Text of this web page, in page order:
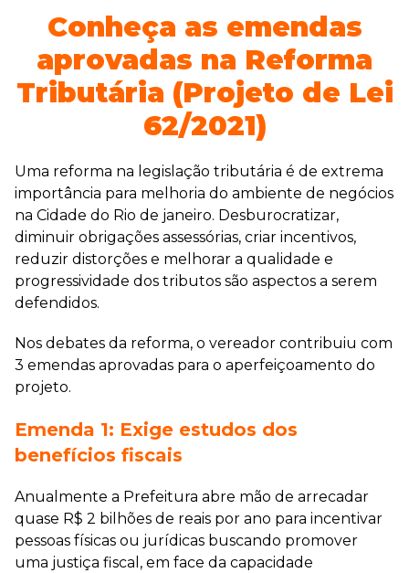
Conheça as emendas
aprovadas na Reforma
Tributária (Projeto de Lei
62/2021)
Uma reforma na legislação tributária é de extrema
importância para melhoria do ambiente de negócios
na Cidade do Rio de janeiro. Desburocratizar,
diminuir obrigações assessórias, criar incentivos,
reduzir distorções e melhorar a qualidade e
progressividade dos tributos são aspectos a serem
defendidos.
Nos debates da reforma, o vereador contribuiu com
3 emendas aprovadas para o aperfeiçoamento do
projeto.
Emenda 1: Exige estudos dos
benefícios fiscais
Anualmente a Prefeitura abre mão de arrecadar
quase R$ 2 bilhões de reais por ano para incentivar
pessoas físicas ou jurídicas buscando promover
uma justiça fiscal, em face da capacidade